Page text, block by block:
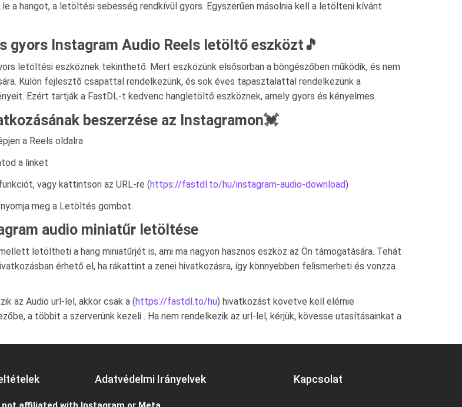
a hangot, a letöltési sebesség rendkívül gyors. Egyszerűen másolnia kell a letölteni kívánt
gyors Instagram Audio Reels letöltő eszközt️🎵
letöltési eszköznek tekinthető. Mert eszközünk elsősorban a böngészőben működik, és nem
Külön fejlesztő csapattal rendelkezünk, és sok éves tapasztalattal rendelkezünk a
Ezért tartják a FastDL-t kedvenc hangletöltő eszköznek, amely gyors és kényelmes.
beszerzése az Instagramon💓
a Reels oldalra
a linket
vagy kattintson az URL-re (https://fastdl.to/hu/instagram-audio-download)
meg a Letöltés gombot.
audio miniatűr letöltése
letöltheti a hang miniatűrjét is, ami ma nagyon hasznos eszköz az Ön támogatására. Tehát
érhető el, ha rákattint a zenei hivatkozásra, így könnyebben felismerheti és vonzza
az Audio url-lel, akkor csak a (https://fastdl.to/hu) hivatkozást követve kell elérnie
a többit a szerverünk kezeli . Ha nem rendelkezik az url-lel, kérjük, kövesse utasításainkat a
Adatvédelmi Irányelvek Kapcsolat